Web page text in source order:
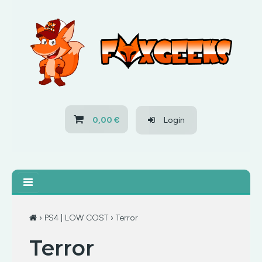
0,00 € Login
HOME
OFERTAS
XBOX ONE
OFERTAS
› PS4 | LOW COST › Terror
Terror